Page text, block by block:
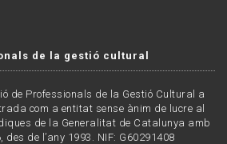
de la gestió cultural
de Professionals de la Gestió Cultural a
com a entitat sense ànim de lucre al
de la Generalitat de Catalunya amb
des de l’any 1993. NIF: G60291408